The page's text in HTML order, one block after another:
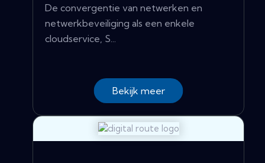
De convergentie van netwerken en
netwerkbeveiliging als een enkele
cloudservice, S...
Bekijk meer